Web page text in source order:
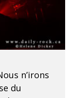
n’irons
du